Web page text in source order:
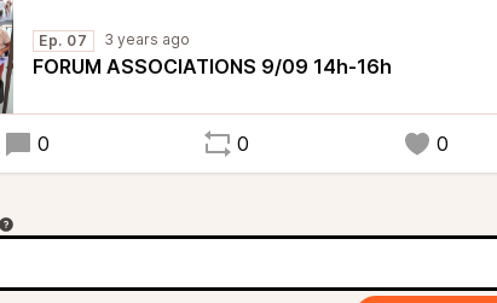
Ep. 07 3 years ago
FORUM ASSOCIATIONS 9/09 14h-16h
0 0 0